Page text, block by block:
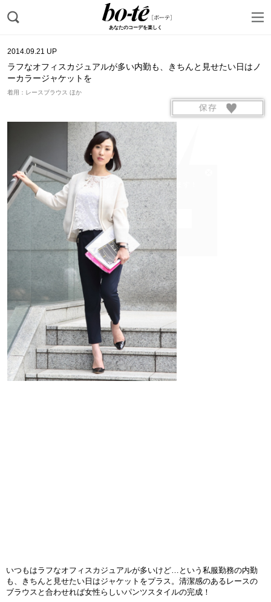
あなたのコーデを楽しく
2014.09.21 UP
ラフなオフィスカジュアルが多い内勤も、きちんと見せたい日はノ
ーカラージャケットを
着用：レースブラウス ほか
いつもはラフなオフィスカジュアルが多いけど…という私服勤務の内勤
も、きちんと見せたい日はジャケットをプラス。清潔感のあるレースの
ブラウスと合わせれば女性らしいパンツスタイルの完成！